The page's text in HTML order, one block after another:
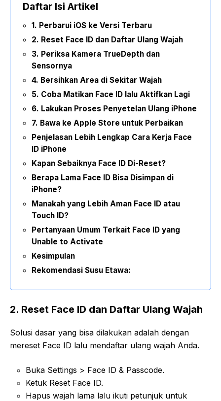
Daftar Isi Artikel
1. Perbarui iOS ke Versi Terbaru
2. Reset Face ID dan Daftar Ulang Wajah
3. Periksa Kamera TrueDepth dan
Sensornya
4. Bersihkan Area di Sekitar Wajah
5. Coba Matikan Face ID lalu Aktifkan Lagi
6. Lakukan Proses Penyetelan Ulang iPhone
7. Bawa ke Apple Store untuk Perbaikan
Penjelasan Lebih Lengkap Cara Kerja Face
ID iPhone
Kapan Sebaiknya Face ID Di-Reset?
Berapa Lama Face ID Bisa Disimpan di
iPhone?
Manakah yang Lebih Aman Face ID atau
Touch ID?
Pertanyaan Umum Terkait Face ID yang
Unable to Activate
Kesimpulan
Rekomendasi Susu Etawa:
2. Reset Face ID dan Daftar Ulang Wajah
Solusi dasar yang bisa dilakukan adalah dengan
mereset Face ID lalu mendaftar ulang wajah Anda.
Buka Settings > Face ID & Passcode.
Ketuk Reset Face ID.
Hapus wajah lama lalu ikuti petunjuk untuk